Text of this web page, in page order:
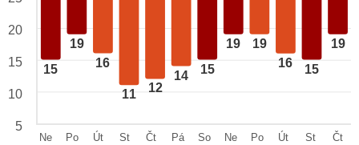
15
19
16
11 12
14 15
19 19
16 15
19
20
15
10
5
Ne
Po
Út
St
Čt
Pá
So
Ne
Po
Út
St
Čt